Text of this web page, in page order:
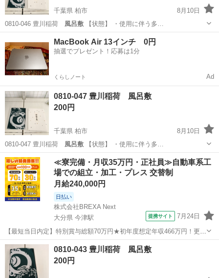
千葉県 柏市
8月10日
0810-046 豊川稲荷 風呂敷 【状態】 ・使用に伴う多…
インテリア雑貨/小物 風呂敷
MacBook Air 13インチ 0円
抽選でプレゼント！応募は1分
くらしノート Ad
0810-047 豊川稲荷 風呂敷
200円
千葉県 柏市
8月10日
0810-047 豊川稲荷 風呂敷 【状態】 ・使用に伴う多…
千葉 柏市 インテリア雑貨/小物 風呂敷
≪寮完備・月収35万円・正社員≫自動車系工
場での組立・加工・プレス 交替制
月給240,000円
日払い
株式会社BREXA Next
大分県 今津駅
提携サイト 7月24日
【最短当日内定】特別賞与総額70万円★初年度想定年収466万円！更新
インセンティブ30万円★無料の備品付き寮完備＆赴任旅費会社負担◎
業績賞与＆昇給あり！軽自動車の製造業務！ ダイハツ車の製造 大手自
動車メーカーである『ダイ...
大分 中津市 その他
0810-043 豊川稲荷 風呂敷
200円